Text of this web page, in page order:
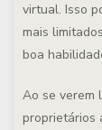
virtual. Isso
mais
boa
Ao se verem
proprietários